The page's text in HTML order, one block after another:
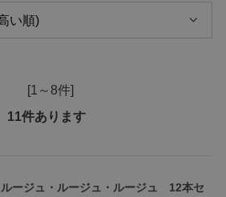
[1～8件]
11件あります
ルージュ・ルージュ・ルージュ 12本セ